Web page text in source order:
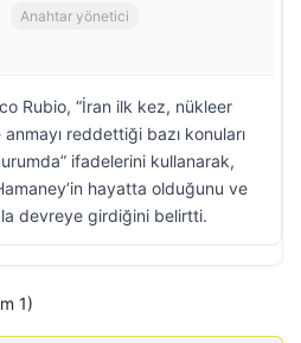
Anahtar yönetici
Rubio, “İran ilk kez, nükleer
reddettiği bazı konuları
ifadelerini kullanarak,
hayatta olduğunu ve
devreye girdiğini belirtti.
1)